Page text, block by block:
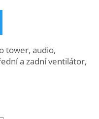
tower, audio,
a zadní ventilátor,